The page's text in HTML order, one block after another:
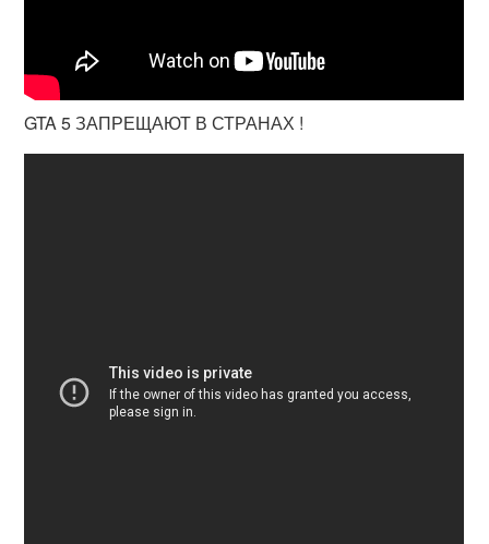
GTA 5 ЗАПРЕЩАЮТ В СТРАНАХ !